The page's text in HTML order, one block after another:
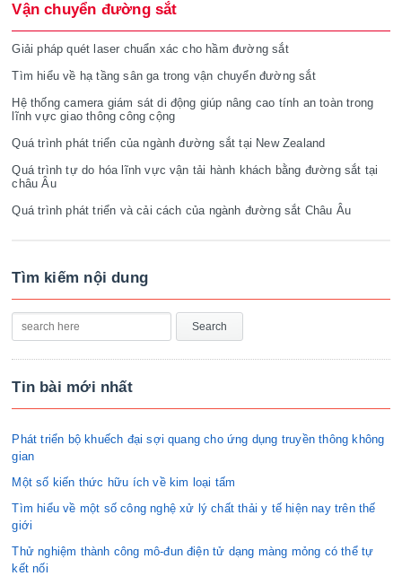
Vận chuyển đường sắt
Giải pháp quét laser chuẩn xác cho hầm đường sắt
Tìm hiểu về hạ tầng sân ga trong vận chuyển đường sắt
Hệ thống camera giám sát di động giúp nâng cao tính an toàn trong
lĩnh vực giao thông công cộng
Quá trình phát triển của ngành đường sắt tại New Zealand
Quá trình tự do hóa lĩnh vực vận tải hành khách bằng đường sắt tại
châu Âu
Quá trình phát triển và cải cách của ngành đường sắt Châu Âu
Tìm kiếm nội dung
Tin bài mới nhất
Phát triển bộ khuếch đại sợi quang cho ứng dụng truyền thông không
gian
Một số kiến thức hữu ích về kim loại tấm
Tìm hiểu về một số công nghệ xử lý chất thải y tế hiện nay trên thế
giới
Thử nghiệm thành công mô-đun điện tử dạng màng mỏng có thể tự
kết nối